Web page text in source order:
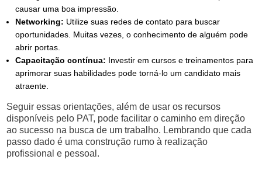
causar uma boa impressão.
Networking: Utilize suas redes de contato para buscar
oportunidades. Muitas vezes, o conhecimento de alguém pode
abrir portas.
Capacitação contínua: Investir em cursos e treinamentos para
aprimorar suas habilidades pode torná-lo um candidato mais
atraente.
Seguir essas orientações, além de usar os recursos
disponíveis pelo PAT, pode facilitar o caminho em direção
ao sucesso na busca de um trabalho. Lembrando que cada
passo dado é uma construção rumo à realização
profissional e pessoal.